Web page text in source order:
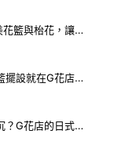
「G花店提供的精美花籃與枱花，讓重要場合更顯祝賀與喜悅，適合各種用場！」-SF398
「設計感十足的花籃擺設就在G花店！馬蹄蘭、袋鼠爪、罌粟花，為你的重大場合增光添彩！」-SF209
「辦公室太死氣沉沉？G花店的日式花籃和定製枱花，為你帶來新鮮感！」-SF465